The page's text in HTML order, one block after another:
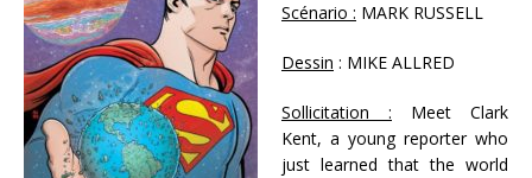
Scénario : MARK RUSSELL
Dessin : MIKE ALLRED
Sollicitation : Meet Clark
Kent, a young reporter who
just learned that the world